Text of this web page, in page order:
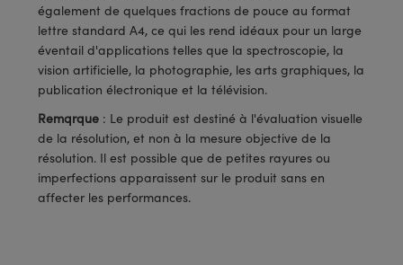
Gratings™
Optiques de SCHOTT
également de quelques fractions de pouce au format
lettre standard A4, ce qui les rend idéaux pour un large
éventail d'applications telles que la spectroscopie, la
vision artificielle, la photographie, les arts graphiques, la
publication électronique et la télévision.
Remqrque : Le produit est destiné à l'évaluation visuelle
de la résolution, et non à la mesure objective de la
résolution. Il est possible que de petites rayures ou
imperfections apparaissent sur le produit sans en
affecter les performances.